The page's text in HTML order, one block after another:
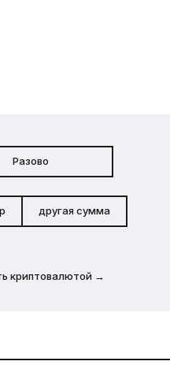
Разово
другая сумма
криптовалютой →